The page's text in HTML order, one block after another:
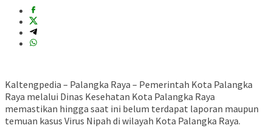
Kaltengpedia – Palangka Raya – Pemerintah Kota Palangka
Raya melalui Dinas Kesehatan Kota Palangka Raya
memastikan hingga saat ini belum terdapat laporan maupun
temuan kasus Virus Nipah di wilayah Kota Palangka Raya.